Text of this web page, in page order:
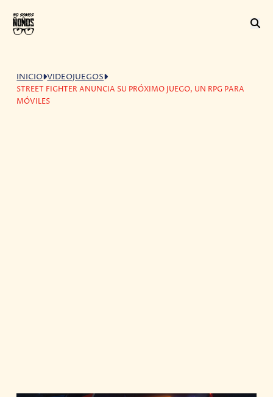
INICIO VIDEOJUEGOS
STREET FIGHTER ANUNCIA SU PRÓXIMO JUEGO, UN RPG PARA
MÓVILES